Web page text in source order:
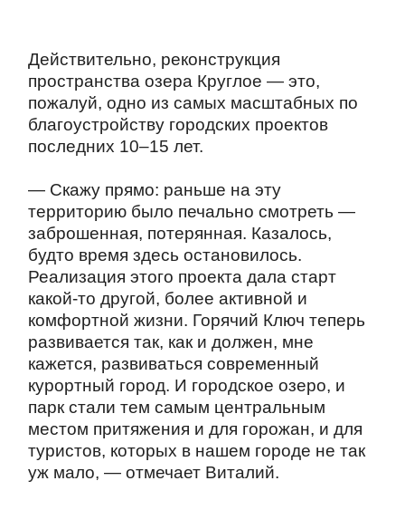
Действительно, реконструкция
пространства озера Круглое — это,
пожалуй, одно из самых масштабных по
благоустройству городских проектов
последних 10–15 лет.
— Скажу прямо: раньше на эту
территорию было печально смотреть —
заброшенная, потерянная. Казалось,
будто время здесь остановилось.
Реализация этого проекта дала старт
какой-то другой, более активной и
комфортной жизни. Горячий Ключ теперь
развивается так, как и должен, мне
кажется, развиваться современный
курортный город. И городское озеро, и
парк стали тем самым центральным
местом притяжения и для горожан, и для
туристов, которых в нашем городе не так
уж мало, — отмечает Виталий.